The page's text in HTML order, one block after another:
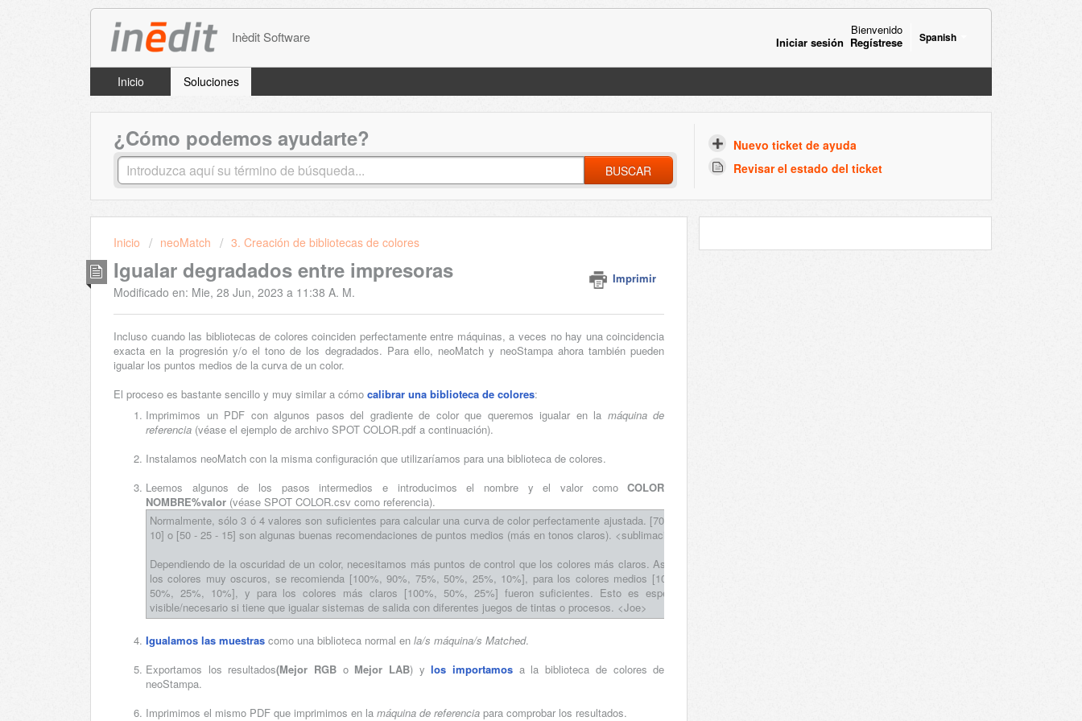
Inèdit Software Spanish
Bienvenido
Iniciar sesión Regístrese
Inicio Soluciones
¿Cómo podemos ayudarte?
BUSCAR
Nuevo ticket de ayuda
Revisar el estado del ticket
Inicio neoMatch 3. Creación de bibliotecas de colores
Igualar degradados entre impresoras Imprimir
Modificado en: Mie, 28 Jun, 2023 a 11:38 A. M.
Incluso cuando las bibliotecas de colores coinciden perfectamente entre máquinas, a veces no hay una coincidencia
exacta en la progresión y/o el tono de los degradados. Para ello, neoMatch y neoStampa ahora también pueden
igualar los puntos medios de la curva de un color.
El proceso es bastante sencillo y muy similar a cómo calibrar una biblioteca de colores:
Imprimimos un PDF con algunos pasos del gradiente de color que queremos igualar en la máquina de
referencia (véase el ejemplo de archivo SPOT COLOR.pdf a continuación).
Instalamos neoMatch con la misma configuración que utilizaríamos para una biblioteca de colores.
Leemos algunos de los pasos intermedios e introducimos el nombre y el valor comoCOLOR
NOMBRE%valor (véase SPOT COLOR.csv como referencia).
Normalmente, sólo 3 ó 4 valores son suficientes para calcular una curva de color perfectamente ajustada. [70 - 40 - 20 -
10] o [50 - 25 - 15] son algunas buenas recomendaciones de puntos medios (más en tonos claros). <sublimación>
Dependiendo de la oscuridad de un color, necesitamos más puntos de control que los colores más claros. Así que para
los colores muy oscuros, se recomienda [100%, 90%, 75%, 50%, 25%, 10%], para los colores medios [100%, 75%,
50%, 25%, 10%], y para los colores más claros [100%, 50%, 25%] fueron suficientes. Esto es especialmente
visible/necesario si tiene que igualar sistemas de salida con diferentes juegos de tintas o procesos. <Joe>
Igualamos las muestras como una biblioteca normal en la/s máquina/s Matched.
Exportamos los resultados(Mejor RGB o Mejor LAB) ylos importamos a la biblioteca de colores de
neoStampa.
Imprimimos el mismo PDF que imprimimos en la máquina de referencia para comprobar los resultados.